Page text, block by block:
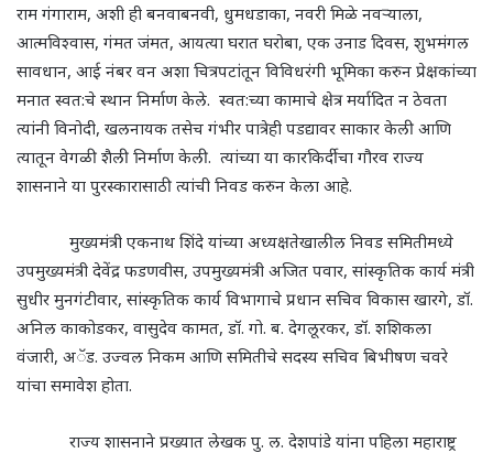
राम गंगाराम, अशी ही बनवाबनवी, धुमधडाका, नवरी मिळे नवऱ्याला,
आत्मविश्वास, गंमत जंमत, आयत्या घरात घरोबा, एक उनाड दिवस, शुभमंगल
सावधान, आई नंबर वन अशा चित्रपटांतून विविधरंगी भूमिका करुन प्रेक्षकांच्या
मनात स्वत:चे स्थान निर्माण केले. स्वत:च्या कामाचे क्षेत्र मर्यादित न ठेवता
त्यांनी विनोदी, खलनायक तसेच गंभीर पात्रेही पडद्यावर साकार केली आणि
त्यातून वेगळी शैली निर्माण केली. त्यांच्या या कारकिर्दीचा गौरव राज्य
शासनाने या पुरस्कारासाठी त्यांची निवड करुन केला आहे.
मुख्यमंत्री एकनाथ शिंदे यांच्या अध्यक्षतेखालील निवड समितीमध्ये
उपमुख्यमंत्री देवेंद्र फडणवीस, उपमुख्यमंत्री अजित पवार, सांस्कृतिक कार्य मंत्री
सुधीर मुनगंटीवार, सांस्कृतिक कार्य विभागाचे प्रधान सचिव विकास खारगे, डॉ.
अनिल काकोडकर, वासुदेव कामत, डॉ. गो. ब. देगलूरकर, डॉ. शशिकला
वंजारी, अॅड. उज्वल निकम आणि समितीचे सदस्य सचिव बिभीषण चवरे
यांचा समावेश होता.
राज्य शासनाने प्रख्यात लेखक पु. ल. देशपांडे यांना पहिला महाराष्ट्र